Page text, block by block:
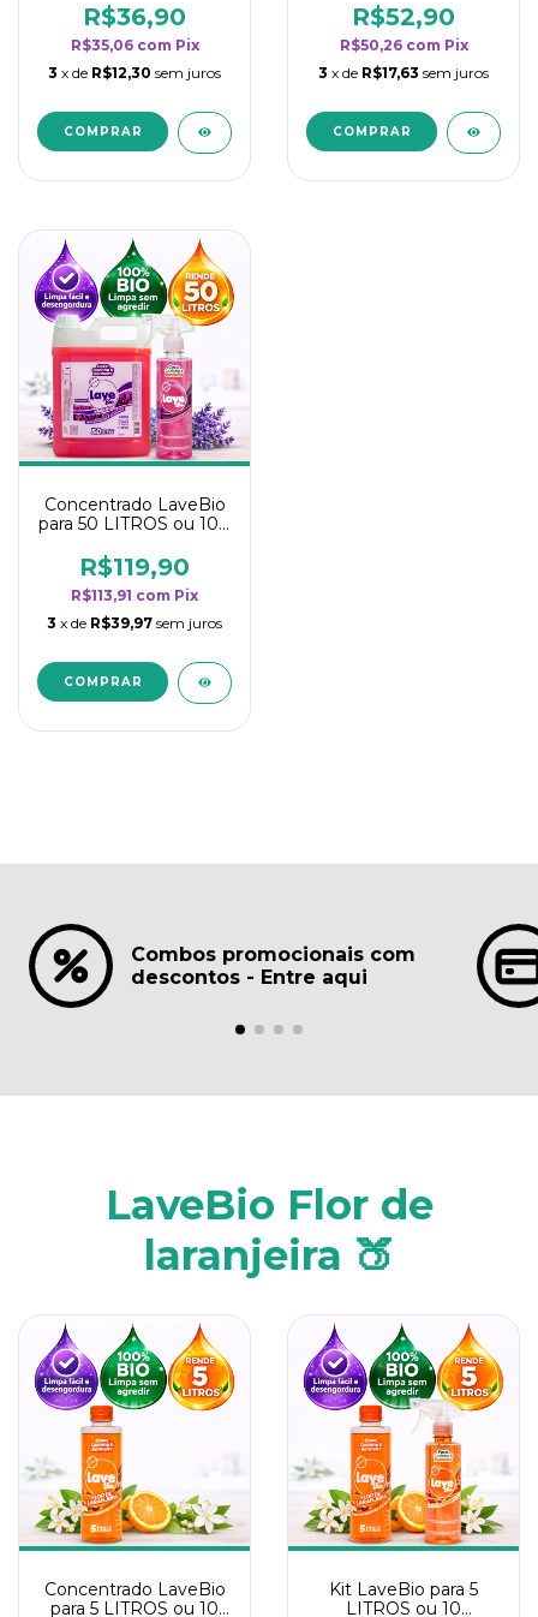
rendimento da
categoria - Lavanda
R$36,90
R$35,06 com Pix
3 x de R$12,30 sem juros
rendimento da
categoria - Lavanda
R$52,90
R$50,26 com Pix
3 x de R$17,63 sem juros
Concentrado LaveBio
para 50 LITROS ou 100
rendimento da
categoria - Lavanda
R$119,90
R$113,91 com Pix
3 x de R$39,97 sem juros
Combos promocionais com
descontos - Entre aqui
LaveBio Flor de
laranjeira 🍑
Concentrado LaveBio
para 5 LITROS ou 10
Kit LaveBio para 5
LITROS ou 10